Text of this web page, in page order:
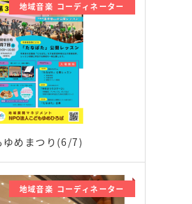
地域音楽 コーディネーター
めまつり(6/7)
地域音楽 コーディネーター